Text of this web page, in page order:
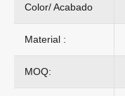
Color/ Acabado
Material :
MOQ: